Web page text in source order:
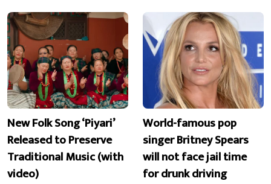
New Folk Song ‘Piyari’
Released to Preserve
Traditional Music (with
video)
World-famous pop
singer Britney Spears
will not face jail time
for drunk driving